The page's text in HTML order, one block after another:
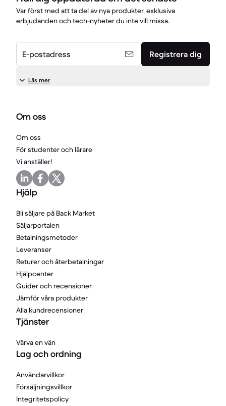
Var först med att ta del av nya produkter, exklusiva
erbjudanden och tech-nyheter du inte vill missa.
E-postadress Registrera dig
Läs mer
Om oss
Om oss
För studenter och lärare
Vi anställer!
Hjälp
Bli säljare på Back Market
Säljarportalen
Betalningsmetoder
Leveranser
Returer och återbetalningar
Hjälpcenter
Guider och recensioner
Jämför våra produkter
Alla kundrecensioner
Tjänster
Värva en vän
Lag och ordning
Användarvillkor
Försäljningsvillkor
Integritetspolicy